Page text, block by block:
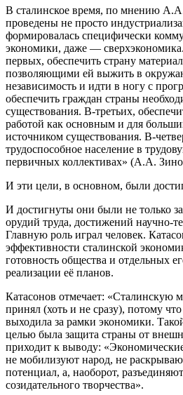
В сталинское время, по мнению
проведены не просто
формировалась специфически
экономики, даже —
первых, обеспечить страну
позволяющими ей выжить в
независимость и идти в ногу с
обеспечить граждан страны
существования. В-третьих,
работой как основным и для
источником существования. В-
трудоспособное население в
первичных коллективах» (А.А.
И эти цели, в основном, были
И достигнуты они были не только
орудий труда, достижений научно-
Главную роль играл человек.
эффективности сталинской
готовность общества и отдельных
реализации её планов.
Катасонов отмечает: «Сталинскую
принял (хоть и не сразу), потому
выходила за рамки экономики.
целью была защита страны от
приходит к выводу:
не мобилизуют народ, не
потенциал, а, наоборот,
созидательного творчества».